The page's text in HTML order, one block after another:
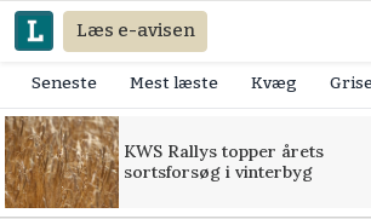
Læs e-avisen
Seneste Mest læste Kvæg
KWS Rallys topper årets
sortsforsøg i vinterbyg